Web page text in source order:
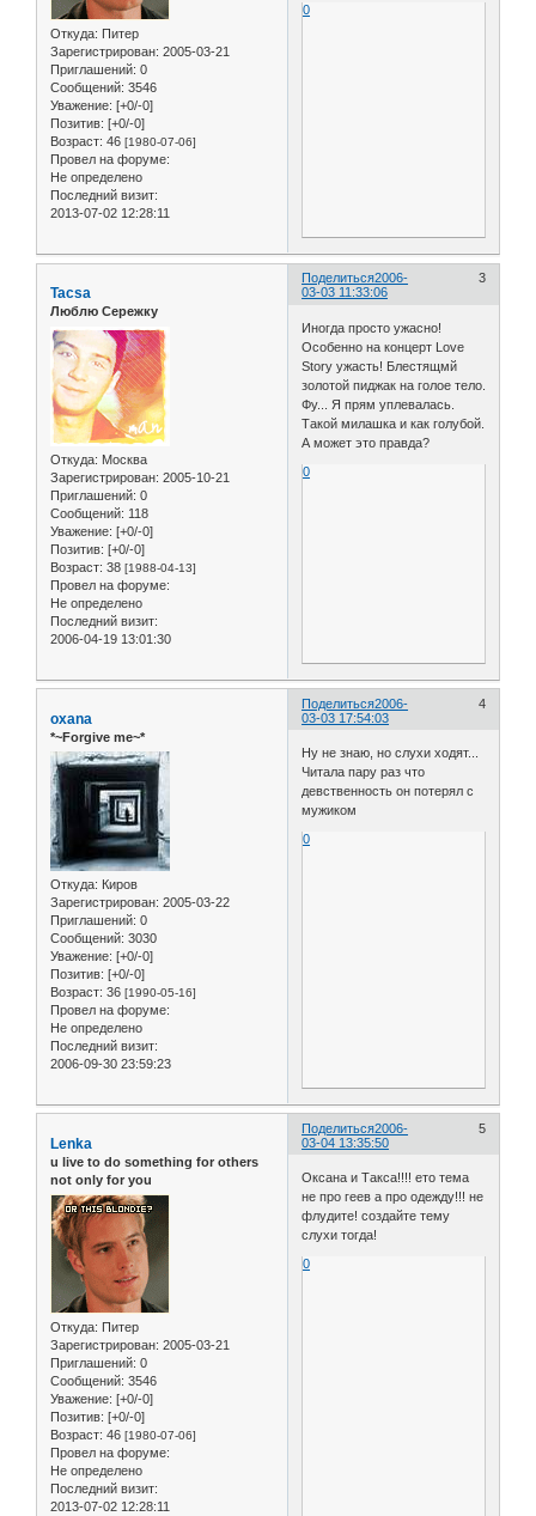
Откуда: Питер
Зарегистрирован: 2005-03-21
Приглашений: 0
Сообщений: 3546
Уважение: [+0/-0]
Позитив: [+0/-0]
Возраст: 46 [1980-07-06]
Провел на форуме:
Не определено
Последний визит:
2013-07-02 12:28:11
0
Поделиться 3
2006-
03-03 11:33:06
Tacsa
Люблю Сережку
Откуда: Москва
Зарегистрирован: 2005-10-21
Приглашений: 0
Сообщений: 118
Уважение: [+0/-0]
Позитив: [+0/-0]
Возраст: 38 [1988-04-13]
Провел на форуме:
Не определено
Последний визит:
2006-04-19 13:01:30
Иногда просто ужасно!
Особенно на концерт Love
Story ужасть! Блестящмй
золотой пиджак на голое тело.
Фу... Я прям уплевалась.
Такой милашка и как голубой.
А может это правда?
0
Поделиться 4
2006-
03-03 17:54:03
oxana
*~Forgive me~*
Откуда: Киров
Зарегистрирован: 2005-03-22
Приглашений: 0
Сообщений: 3030
Уважение: [+0/-0]
Позитив: [+0/-0]
Возраст: 36 [1990-05-16]
Провел на форуме:
Не определено
Последний визит:
2006-09-30 23:59:23
Ну не знаю, но слухи ходят...
Читала пару раз что
девственность он потерял с
мужиком
0
Поделиться 5
2006-
03-04 13:35:50
Lenka
u live to do something for others
not only for you
Откуда: Питер
Зарегистрирован: 2005-03-21
Приглашений: 0
Сообщений: 3546
Уважение: [+0/-0]
Позитив: [+0/-0]
Возраст: 46 [1980-07-06]
Провел на форуме:
Не определено
Последний визит:
2013-07-02 12:28:11
Оксана и Такса!!!! ето тема
не про геев а про одежду!!! не
флудите! создайте тему
слухи тогда!
0